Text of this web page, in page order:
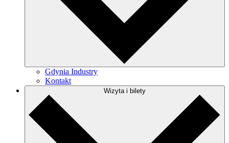
Gdynia Industry
Kontakt
Wizyta i bilety